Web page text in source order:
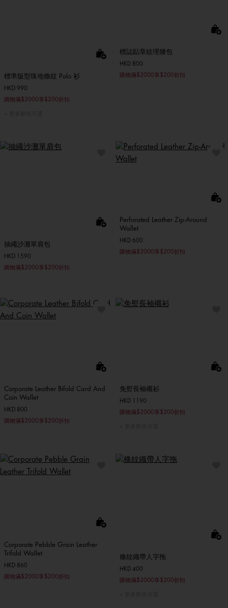
標準版型珠地條紋 Polo 衫
HKD 990
購物滿$2000享$200折扣
標誌貼章紋理腰包
HKD 800
購物滿$2000享$200折扣
抽繩沙灘單肩包
HKD 1590
購物滿$2000享$200折扣
Perforated Leather Zip-Around
Wallet
HKD 600
購物滿$2000享$200折扣
Corporate Leather Bifold Card And
Coin Wallet
HKD 800
購物滿$2000享$200折扣
免熨長袖襯衫
HKD 1190
購物滿$2000享$200折扣
Corporate Pebble Grain Leather
Trifold Wallet
HKD 860
購物滿$2000享$200折扣
條紋織帶人字拖
HKD 400
購物滿$2000享$200折扣